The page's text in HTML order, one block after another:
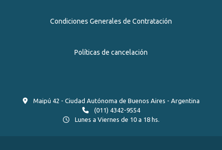
Condiciones Generales de Contratación
Políticas de cancelación
Maipú 42 - Ciudad Autónoma de Buenos Aires - Argentina
(011) 4342-9554
Lunes a Viernes de 10 a 18 hs.